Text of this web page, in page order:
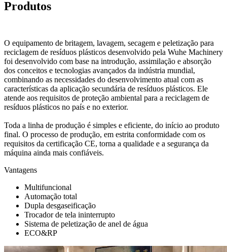
Produtos
O equipamento de britagem, lavagem, secagem e peletização para
reciclagem de resíduos plásticos desenvolvido pela Wuhe Machinery
foi desenvolvido com base na introdução, assimilação e absorção
dos conceitos e tecnologias avançados da indústria mundial,
combinando as necessidades do desenvolvimento atual com as
características da aplicação secundária de resíduos plásticos. Ele
atende aos requisitos de proteção ambiental para a reciclagem de
resíduos plásticos no país e no exterior.
Toda a linha de produção é simples e eficiente, do início ao produto
final. O processo de produção, em estrita conformidade com os
requisitos da certificação CE, torna a qualidade e a segurança da
máquina ainda mais confiáveis.
Vantagens
Multifuncional
Automação total
Dupla desgaseificação
Trocador de tela ininterrupto
Sistema de peletização de anel de água
ECO&RP